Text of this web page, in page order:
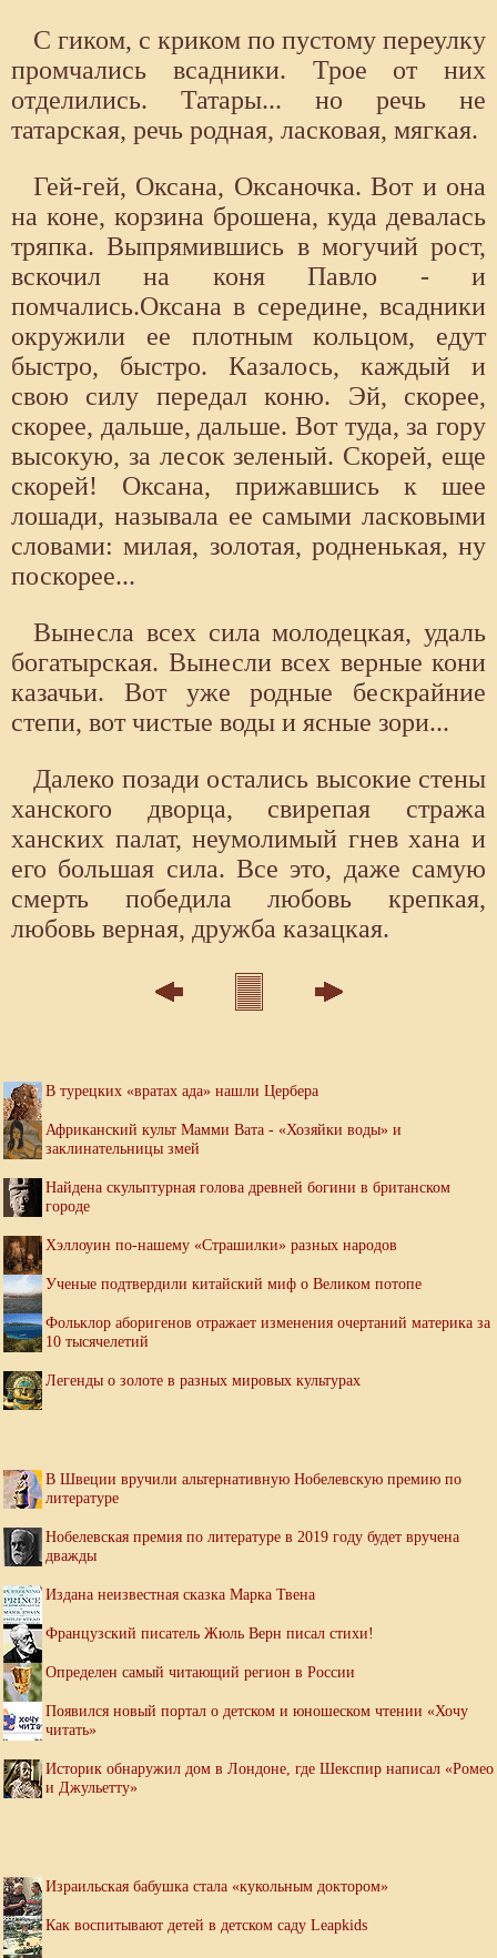
С гиком, с криком по пустому переулку
промчались всадники. Трое от них
отделились. Татары... но речь не
татарская, речь родная, ласковая, мягкая.
Гей-гей, Оксана, Оксаночка. Вот и она
на коне, корзина брошена, куда девалась
тряпка. Выпрямившись в могучий рост,
вскочил на коня Павло - и
помчались.Оксана в середине, всадники
окружили ее плотным кольцом, едут
быстро, быстро. Казалось, каждый и
свою силу передал коню. Эй, скорее,
скорее, дальше, дальше. Вот туда, за гору
высокую, за лесок зеленый. Скорей, еще
скорей! Оксана, прижавшись к шее
лошади, называла ее самыми ласковыми
словами: милая, золотая, родненькая, ну
поскорее...
Вынесла всех сила молодецкая, удаль
богатырская. Вынесли всех верные кони
казачьи. Вот уже родные бескрайние
степи, вот чистые воды и ясные зори...
Далеко позади остались высокие стены
ханского дворца, свирепая стража
ханских палат, неумолимый гнев хана и
его большая сила. Все это, даже самую
смерть победила любовь крепкая,
любовь верная, дружба казацкая.
В турецких «вратах ада» нашли Цербера
Африканский культ Мамми Вата - «Хозяйки воды» и
заклинательницы змей
Найдена скульптурная голова древней богини в британском
городе
Хэллоуин по-нашему «Страшилки» разных народов
Ученые подтвердили китайский миф о Великом потопе
Фольклор аборигенов отражает изменения очертаний материка за
10 тысячелетий
Легенды о золоте в разных мировых культурах
В Швеции вручили альтернативную Нобелевскую премию по
литературе
Нобелевская премия по литературе в 2019 году будет вручена
дважды
Издана неизвестная сказка Марка Твена
Французский писатель Жюль Верн писал стихи!
Определен самый читающий регион в России
Появился новый портал о детском и юношеском чтении «Хочу
читать»
Историк обнаружил дом в Лондоне, где Шекспир написал «Ромео
и Джульетту»
Израильская бабушка стала «кукольным доктором»
Как воспитывают детей в детском саду Leapkids